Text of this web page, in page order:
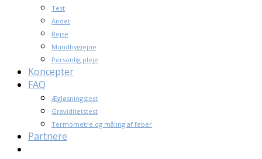
Test
Andet
Rejse
Mundhygiejne
Personlig pleje
Koncepter
FAQ
Ægløsningstest
Graviditetstest
Termometre og måling af feber
Partnere